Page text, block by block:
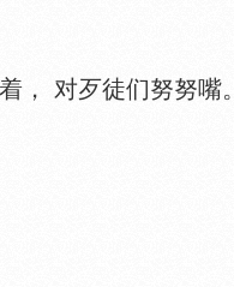
， 对歹徒们努努嘴。